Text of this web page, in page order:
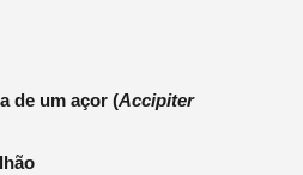
de um açor (Accipiter